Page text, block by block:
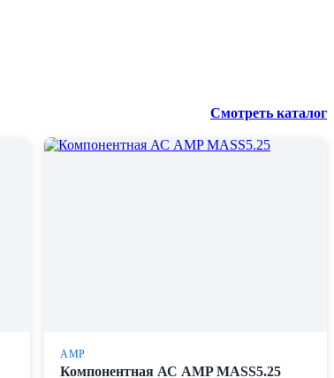
Смотреть каталог
AMP
Компонентная АС AMP MASS5.25